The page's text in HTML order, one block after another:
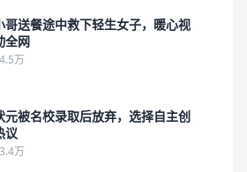
哥送餐途中救下轻生女子，暖心视
全网
万
元被名校录取后放弃，选择自主创
议
万